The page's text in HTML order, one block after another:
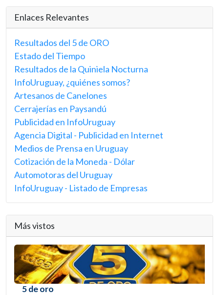
Enlaces Relevantes
Resultados del 5 de ORO
Estado del Tiempo
Resultados de la Quiniela Nocturna
InfoUruguay, ¿quiénes somos?
Artesanos de Canelones
Cerrajerías en Paysandú
Publicidad en InfoUruguay
Agencia Digital - Publicidad en Internet
Medios de Prensa en Uruguay
Cotización de la Moneda - Dólar
Automotoras del Uruguay
InfoUruguay - Listado de Empresas
Más vistos
5 de oro